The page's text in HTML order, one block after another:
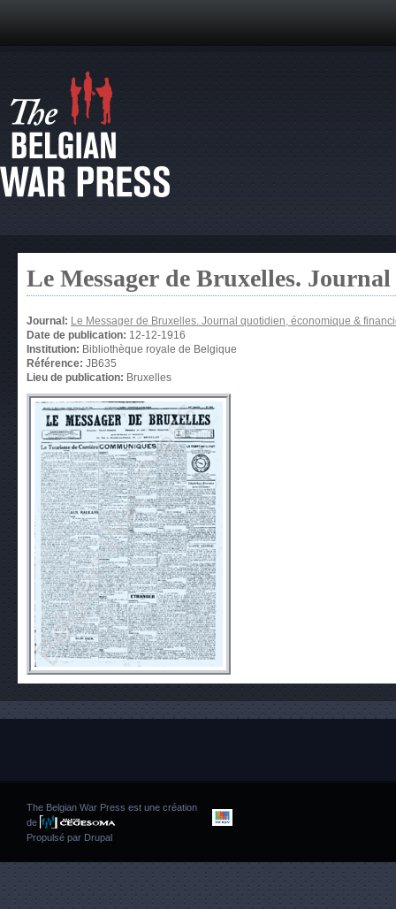
Le Messager de Bruxelles.
Journal: Le Messager de Bruxelles. Journal quotidien, économique &
Date de publication: 12-12-1916
Institution: Bibliothèque royale de Belgique
Référence: JB635
Lieu de publication: Bruxelles
The Belgian War Press est une création
de
Propulsé par Drupal